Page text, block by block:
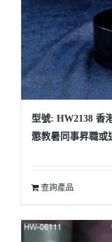
型號: HW2138 香
懲教暑同事昇職或
查詢產品